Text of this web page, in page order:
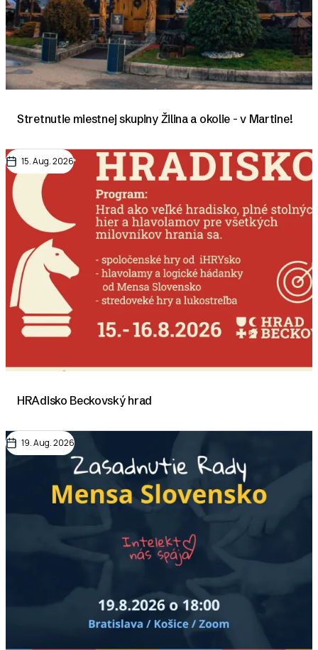
Stretnutie miestnej skupiny Žilina a okolie - v Martine!
15. Aug. 2026
HRAdisko Beckovský hrad
19. Aug. 2026